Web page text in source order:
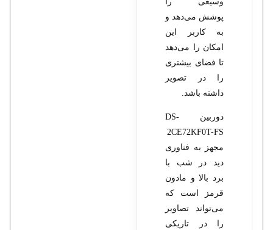
پوشش می‌دهد و
به کاربر این
امکان را می‌دهد
تا فضای بیشتری
را در تصویر
داشته باشد.
دوربین DS-
2CE72KF0T-FS
مجهز به فناوری
دید در شب با
برد بالا و مادون
قرمز است که
می‌تواند تصاویر
را در تاریکی